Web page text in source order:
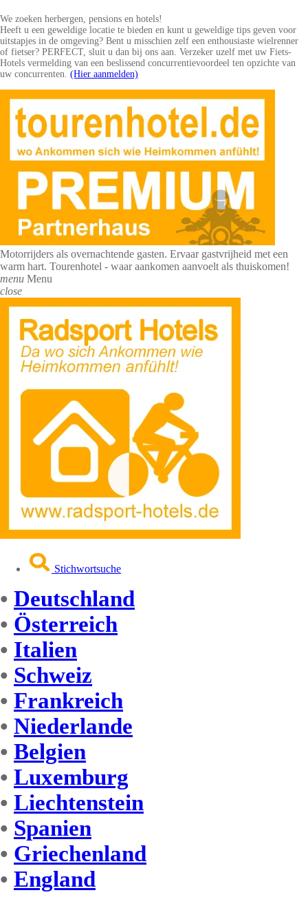
We zoeken herbergen, pensions en hotels!
Heeft u een geweldige locatie te bieden en kunt u geweldige tips geven voor
uitstapjes in de omgeving? Bent u misschien zelf een enthousiaste wielrenner
of fietser? PERFECT, sluit u dan bij ons aan. Verzeker uzelf met uw Fiets-
Hotels vermelding van een beslissend concurrentievoordeel ten opzichte van
uw concurrenten. (Hier aanmelden)
Motorrijders als overnachtende gasten. Ervaar gastvrijheid met een
warm hart. Tourenhotel - waar aankomen aanvoelt als thuiskomen!
menu Menu
close
Stichwortsuche
• Deutschland
• Österreich
• Italien
• Schweiz
• Frankreich
• Niederlande
• Belgien
• Luxemburg
• Liechtenstein
• Spanien
• Griechenland
• England